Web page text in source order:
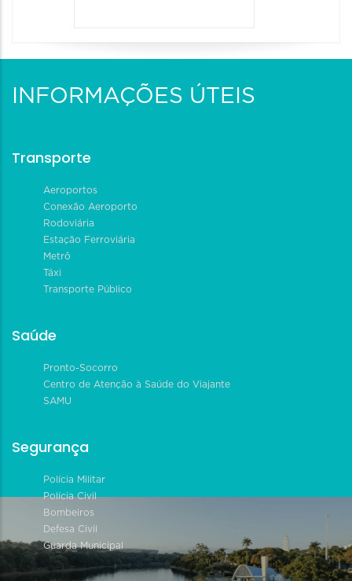
INFORMAÇÕES ÚTEIS
Transporte
Aeroportos
Conexão Aeroporto
Rodoviária
Estação Ferroviária
Metrô
Táxi
Transporte Público
Saúde
Pronto-Socorro
Centro de Atenção à Saúde do Viajante
SAMU
Segurança
Polícia Militar
Polícia Civil
Bombeiros
Defesa Civil
Guarda Municipal